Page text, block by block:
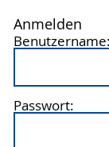
Anmelden
Benutzername:
Passwort: